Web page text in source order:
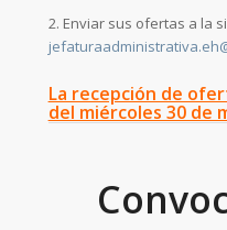
2. Enviar sus ofertas a la
La recepción de
del miércoles 30 de